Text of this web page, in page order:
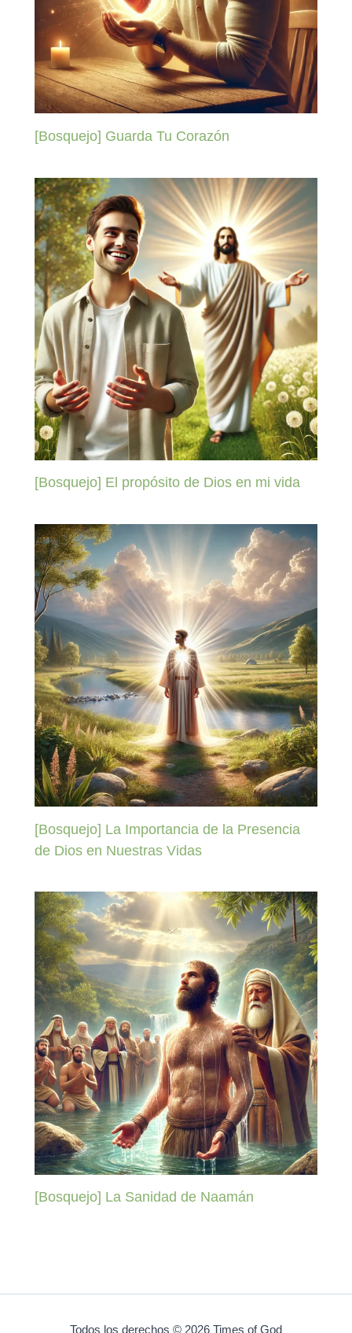
[Bosquejo] Guarda Tu Corazón
[Bosquejo] El propósito de Dios en mi vida
[Bosquejo] La Importancia de la Presencia
de Dios en Nuestras Vidas
[Bosquejo] La Sanidad de Naamán
Todos los derechos © 2026 Times of God